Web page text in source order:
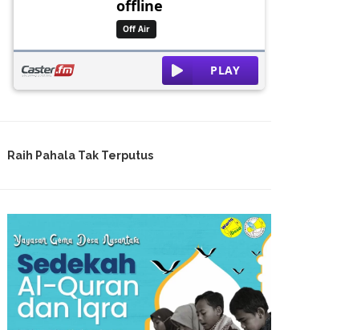
Raih Pahala Tak Terputus